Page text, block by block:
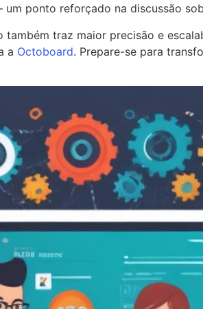
ponto reforçado na discussão
traz maior precisão e
a Octoboard. Prepare-se para